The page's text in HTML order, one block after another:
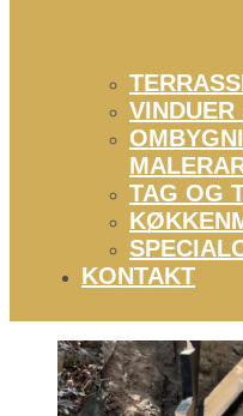
TAG OG
KONTAKT